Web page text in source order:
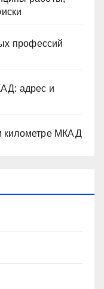
профессий
адрес и
километре МКАД